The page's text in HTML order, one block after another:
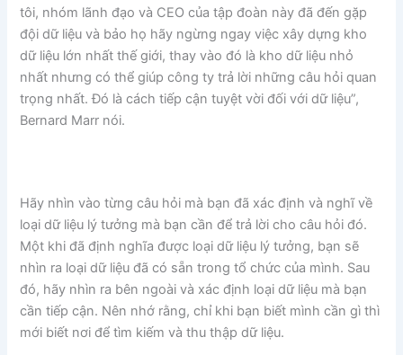
tôi, nhóm lãnh đạo và CEO của tập đoàn này đã đến gặp
đội dữ liệu và bảo họ hãy ngừng ngay việc xây dựng kho
dữ liệu lớn nhất thế giới, thay vào đó là kho dữ liệu nhỏ
nhất nhưng có thể giúp công ty trả lời những câu hỏi quan
trọng nhất. Đó là cách tiếp cận tuyệt vời đối với dữ liệu”,
Bernard Marr nói.
Hãy nhìn vào từng câu hỏi mà bạn đã xác định và nghĩ về
loại dữ liệu lý tưởng mà bạn cần để trả lời cho câu hỏi đó.
Một khi đã định nghĩa được loại dữ liệu lý tưởng, bạn sẽ
nhìn ra loại dữ liệu đã có sẵn trong tổ chức của mình. Sau
đó, hãy nhìn ra bên ngoài và xác định loại dữ liệu mà bạn
cần tiếp cận. Nên nhớ rằng, chỉ khi bạn biết mình cần gì thì
mới biết nơi để tìm kiếm và thu thập dữ liệu.